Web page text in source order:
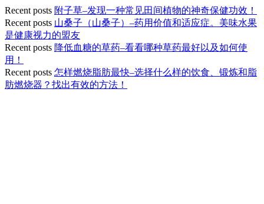
Recent posts 附子草–发现一种常见田间植物的神奇保健功效！
Recent posts 山桑子（山桑子）–药用价值和适应症。美味水果
是健康视力的盟友
Recent posts 降低血糖的草药–看看哪种草药最好以及如何使
用！
Recent posts 怎样燃烧脂肪最快–选择什么样的饮食、锻炼和脂
肪燃烧器？找出有效的方法！